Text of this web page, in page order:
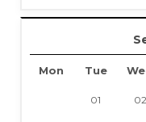
Mon Tue
01 02